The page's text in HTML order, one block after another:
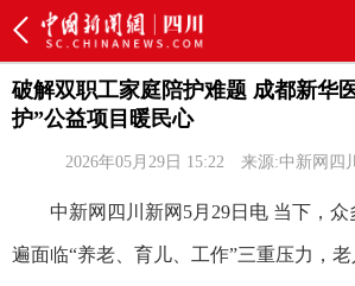
破解双职工家庭陪护难题 成都新华
护”公益项目暖民心
2026年05月29日 15:22 来源:中新网四川
中新网四川新网5月29日电 当下，众
遍面临“养老、育儿、工作”三重压力，